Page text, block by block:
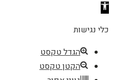
פתח סרגל נגישות
כלי נגישות
הגדל טקסט
הקטן טקסט